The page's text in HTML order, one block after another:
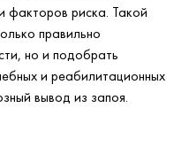
факторов риска. Такой
правильно
но и подобрать
и реабилитационных
вывод из запоя.